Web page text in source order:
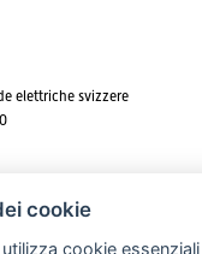
elettriche svizzere
cookie
cookie